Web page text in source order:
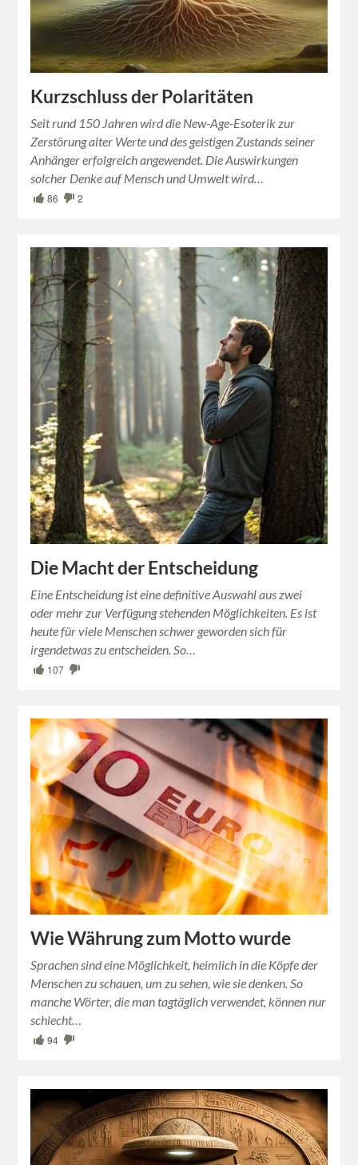
Kurzschluss der Polaritäten
Seit rund 150 Jahren wird die New-Age-Esoterik zur
Zerstörung alter Werte und des geistigen Zustands seiner
Anhänger erfolgreich angewendet. Die Auswirkungen
solcher Denke auf Mensch und Umwelt wird…
86 2
Die Macht der Entscheidung
Eine Entscheidung ist eine definitive Auswahl aus zwei
oder mehr zur Verfügung stehenden Möglichkeiten. Es ist
heute für viele Menschen schwer geworden sich für
irgendetwas zu entscheiden. So…
107
Wie Währung zum Motto wurde
Sprachen sind eine Möglichkeit, heimlich in die Köpfe der
Menschen zu schauen, um zu sehen, wie sie denken. So
manche Wörter, die man tagtäglich verwendet, können nur
schlecht…
94